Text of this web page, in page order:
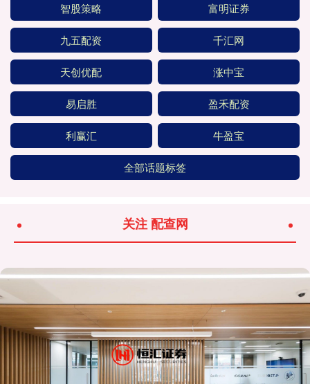
智股策略 富明证券
九五配资 千汇网
天创优配 涨中宝
易启胜 盈禾配资
利赢汇 牛盈宝
全部话题标签
关注 配查网